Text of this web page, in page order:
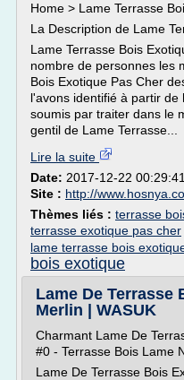
Home > Lame Terrasse
La Description de Lame
Lame Terrasse Bois
nombre de personnes les
Bois Exotique Pas Cher
l'avons identifié à partir
soumis par traiter dans le
gentil de Lame Terrasse...
Lire la suite
Date: 2017-12-22 00:29:41
Site : http://
Thèmes liés : terrasse
terrasse exotique pas cher
lame terrasse bois
bois exotique
Lame De Terrasse
Merlin | WASUK
Charmant Lame De
#0 - Terrasse Bois Lame
Lame De Terrasse Bois